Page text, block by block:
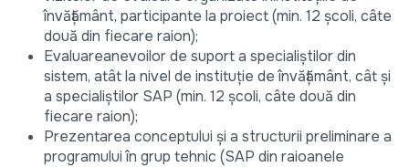
învățământ, participante la proiect (min. 12 școli, câte
două din fiecare raion);
Evaluareanevoilor de suport a specialiștilor din
sistem, atât la nivel de instituție de învățământ, cât și
a specialiștilor SAP (min. 12 școli, câte două din
fiecare raion);
Prezentarea conceptului și a structurii preliminare a
programului în grup tehnic (SAP din raioanele